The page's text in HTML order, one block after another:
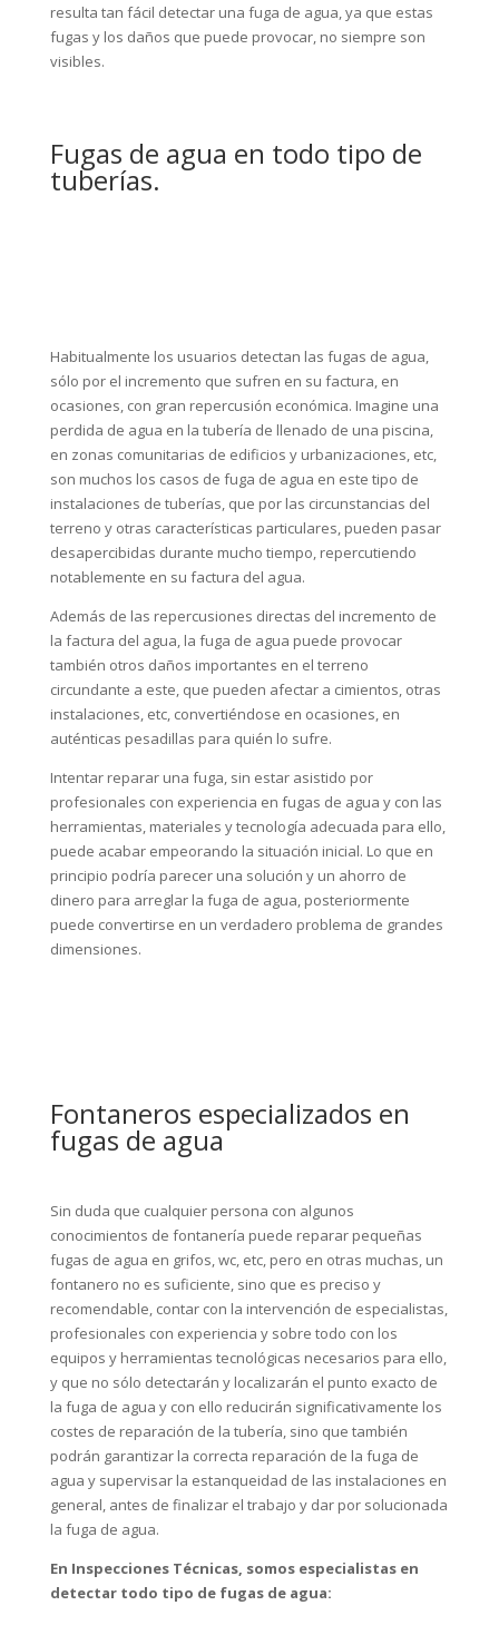
resulta tan fácil detectar una fuga de agua, ya que estas
fugas y los daños que puede provocar, no siempre son
visibles.
Fugas de agua en todo tipo de
tuberías.
Habitualmente los usuarios detectan las fugas de agua,
sólo por el incremento que sufren en su factura, en
ocasiones, con gran repercusión económica. Imagine una
perdida de agua en la tubería de llenado de una piscina,
en zonas comunitarias de edificios y urbanizaciones, etc,
son muchos los casos de fuga de agua en este tipo de
instalaciones de tuberías, que por las circunstancias del
terreno y otras características particulares, pueden pasar
desapercibidas durante mucho tiempo, repercutiendo
notablemente en su factura del agua.
Además de las repercusiones directas del incremento de
la factura del agua, la fuga de agua puede provocar
también otros daños importantes en el terreno
circundante a este, que pueden afectar a cimientos, otras
instalaciones, etc, convertiéndose en ocasiones, en
auténticas pesadillas para quién lo sufre.
Intentar reparar una fuga, sin estar asistido por
profesionales con experiencia en fugas de agua y con las
herramientas, materiales y tecnología adecuada para ello,
puede acabar empeorando la situación inicial. Lo que en
principio podría parecer una solución y un ahorro de
dinero para arreglar la fuga de agua, posteriormente
puede convertirse en un verdadero problema de grandes
dimensiones.
Fontaneros especializados en
fugas de agua
Sin duda que cualquier persona con algunos
conocimientos de fontanería puede reparar pequeñas
fugas de agua en grifos, wc, etc, pero en otras muchas, un
fontanero no es suficiente, sino que es preciso y
recomendable, contar con la intervención de especialistas,
profesionales con experiencia y sobre todo con los
equipos y herramientas tecnológicas necesarios para ello,
y que no sólo detectarán y localizarán el punto exacto de
la fuga de agua y con ello reducirán significativamente los
costes de reparación de la tubería, sino que también
podrán garantizar la correcta reparación de la fuga de
agua y supervisar la estanqueidad de las instalaciones en
general, antes de finalizar el trabajo y dar por solucionada
la fuga de agua.
En Inspecciones Técnicas, somos especialistas en
detectar todo tipo de fugas de agua: